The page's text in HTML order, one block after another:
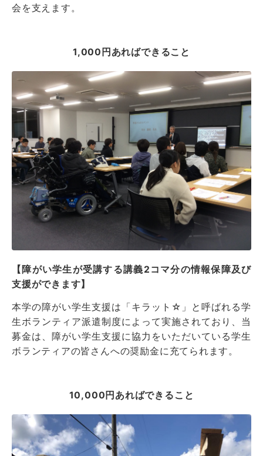
会を支えます。
1,000円あればできること
【障がい学生が受講する講義2コマ分の情報保障及び
支援ができます】
本学の障がい学生支援は「キラット☆」と呼ばれる学
生ボランティア派遣制度によって実施されており、当
募金は、障がい学生支援に協力をいただいている学生
ボランティアの皆さんへの奨励金に充てられます。
10,000円あればできること